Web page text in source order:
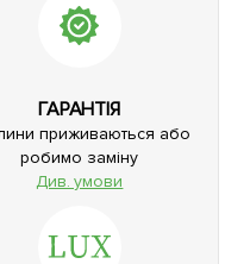
ГАРАНТІЯ
приживаються або
робимо заміну
Див. умови